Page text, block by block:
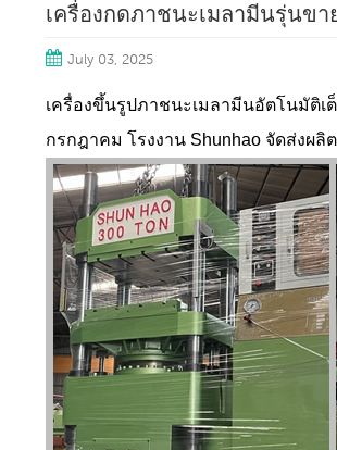
เครื่องกดภาชนะเมลามีนรุ่น
July 03, 2025
เครื่องขึ้นรูปภาชนะเมลามีนอัตโนมัติ
กรกฎาคม โรงงาน Shunhao จัดส่งผ